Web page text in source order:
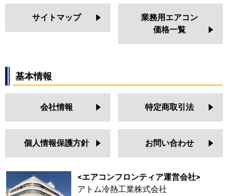
サイトマップ
業務用エアコン
価格一覧
基本情報
会社情報 特定商取引法
個人情報保護方針 お問い合わせ
<エアコンフロンティア運営会社>
アトム冷熱工業株式会社